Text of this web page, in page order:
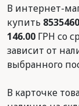
В интернет-
купить
146.00 ГРН со
зависит от
выбранного
В карточке